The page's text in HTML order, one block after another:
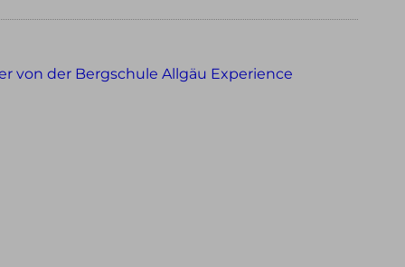
Schneeschuh Touren im Allgäu